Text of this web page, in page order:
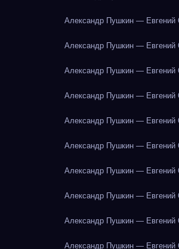
Александр Пушкин — Евгений
Александр Пушкин — Евгений
Александр Пушкин — Евгений
Александр Пушкин — Евгений
Александр Пушкин — Евгений
Александр Пушкин — Евгений
Александр Пушкин — Евгений
Александр Пушкин — Евгений
Александр Пушкин — Евгений
Александр Пушкин — Евгений